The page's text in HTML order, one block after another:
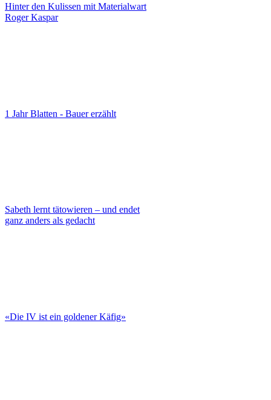
Hinter den Kulissen mit Materialwart
Roger Kaspar
1 Jahr Blatten - Bauer erzählt
Sabeth lernt tätowieren – und endet
ganz anders als gedacht
«Die IV ist ein goldener Käfig»